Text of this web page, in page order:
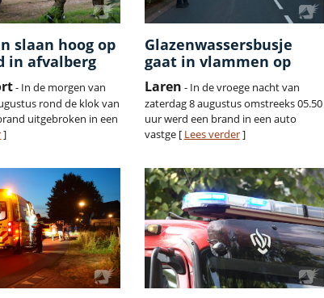
slaan hoog op
in afvalberg
- In de morgen van
rond de klok van
uitgebroken in een
]
Glazenwassersbusje
gaat in vlammen op
Laren - In de vroege nacht van
zaterdag 8 augustus omstreeks 05.50
uur werd een brand in een auto
vastge [ Lees verder]